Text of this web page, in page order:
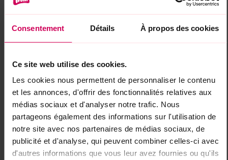
Consentement Détails À propos des cookies
Ce site web utilise des cookies.
Les cookies nous permettent de personnaliser le contenu
et les annonces, d'offrir des fonctionnalités relatives aux
médias sociaux et d'analyser notre trafic. Nous
partageons également des informations sur l'utilisation de
notre site avec nos partenaires de médias sociaux, de
publicité et d'analyse, qui peuvent combiner celles-ci avec
d'autres informations que vous leur avez fournies ou qu'ils
INGRÉDIENTSVALEURS
NUTRITIONNELLES recyclage
Ingrédients : sucre ; sirop de sucre
inverti ; 12% de jus de pomme à base de
concentré de jus de pomme ; sirop de